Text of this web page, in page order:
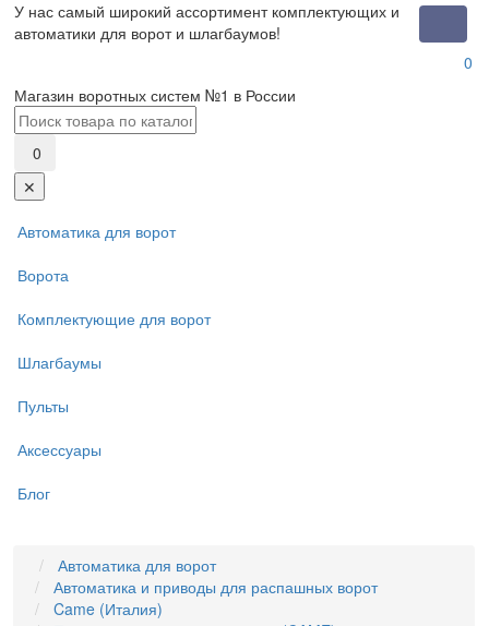
У нас самый широкий ассортимент комплектующих и
автоматики для ворот и шлагбаумов!
0
Магазин воротных систем №1 в России
0
✕
Автоматика для ворот
Ворота
Комплектующие для ворот
Шлагбаумы
Пульты
Аксессуары
Блог
Автоматика для ворот
Автоматика и приводы для распашных ворот
Came (Италия)